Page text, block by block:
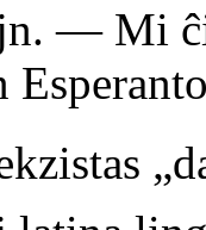
— Mi